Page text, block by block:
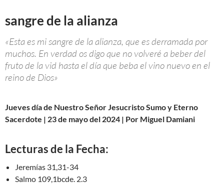
sangre de la alianza
«Esta es mi sangre de la alianza, que es derramada por
muchos. En verdad os digo que no volveré a beber del
fruto de la vid hasta el día que beba el vino nuevo en el
reino de Dios»
Jueves día de Nuestro Señor Jesucristo Sumo y Eterno
Sacerdote | 23 de mayo del 2024 | Por Miguel Damiani
Lecturas de la Fecha:
Jeremías 31,31-34
Salmo 109,1bcde. 2.3